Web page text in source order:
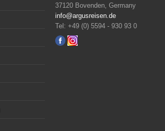
37120 Bovenden, Germany
info@argusreisen.de
Tel: +49 (0) 5594 - 930 93 0